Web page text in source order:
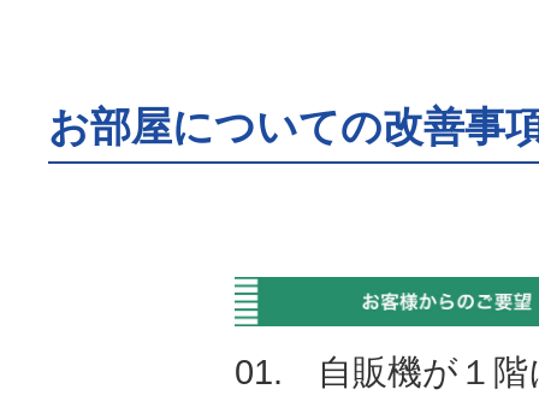
お部屋についての改善事
01. 自販機が１階